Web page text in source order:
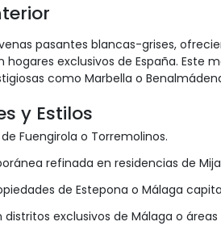
pasantes blancas-grises,
exclusivos de España. Este
como Marbella o
y Estilos
Fuengirola o Torremolinos.
refinada en residencias de
de Estepona o Málaga
exclusivos de Málaga o